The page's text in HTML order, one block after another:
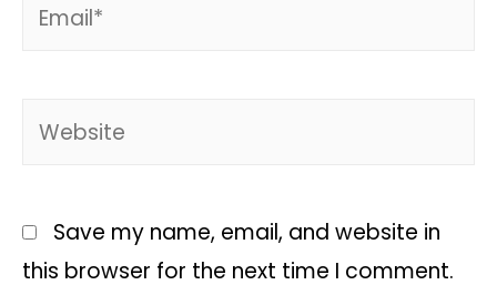
Save my name, email, and website in
this browser for the next time I comment.